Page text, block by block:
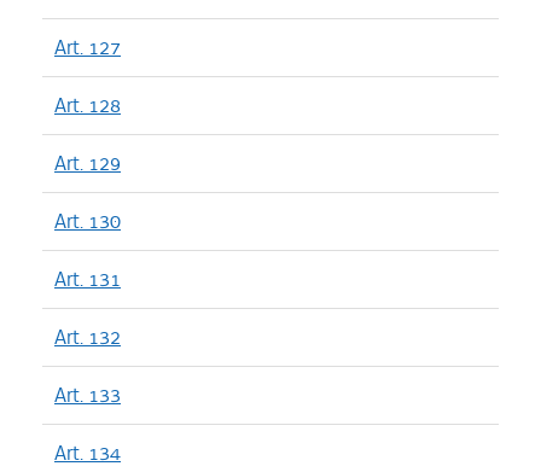
Art. 127
Art. 128
Art. 129
Art. 130
Art. 131
Art. 132
Art. 133
Art. 134